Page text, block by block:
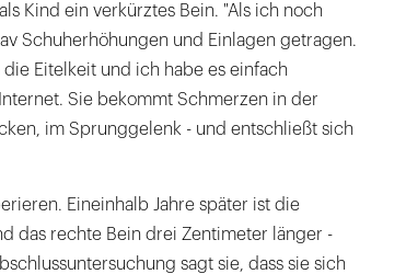
Kind ein verkürztes Bein. "Als ich noch
Schuherhöhungen und Einlagen getragen.
Eitelkeit und ich habe es einfach
Sie bekommt Schmerzen in der
im Sprunggelenk - und entschließt sich
Eineinhalb Jahre später ist die
das rechte Bein drei Zentimeter länger -
sagt sie, dass sie sich